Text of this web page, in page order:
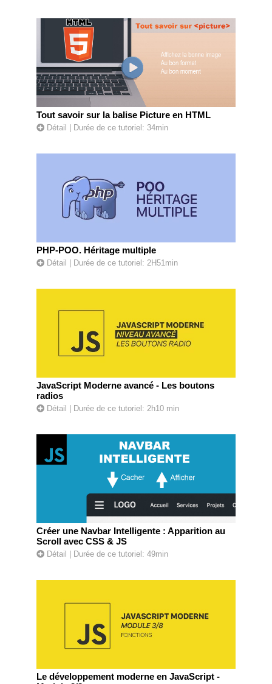
Tout savoir sur la balise Picture en HTML
Détail | Durée de ce tutoriel: 34min
PHP-POO. Héritage multiple
Détail | Durée de ce tutoriel: 2H51min
JavaScript Moderne avancé - Les boutons
radios
Détail | Durée de ce tutoriel: 2h10 min
Créer une Navbar Intelligente : Apparition au
Scroll avec CSS & JS
Détail | Durée de ce tutoriel: 49min
Le développement moderne en JavaScript -